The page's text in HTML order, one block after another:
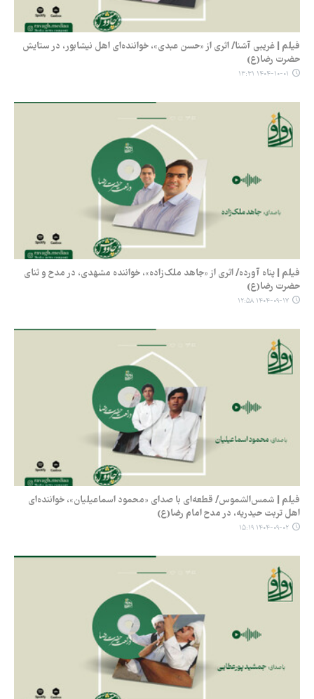
فیلم | غریبی آشنا/ اثری از «حسن عبدی»، خواننده‌ای اهل نیشابور، در ستایش
حضرت رضا(ع)
۱۴۰۴-۱۰-۰۱ ۱۳:۳۱
فیلم | پناه آورده/ اثری از «جاهد ملک‌زاده»، خواننده مشهدی، در مدح و ثنای
حضرت رضا(ع)
۱۴۰۴-۰۹-۱۷ ۱۲:۵۸
فیلم | شمس‌الشموس/ قطعه‌ای با صدای «محمود اسماعیلیان»، خواننده‌ای
اهل تربت حیدریه، در مدح امام رضا(ع)
۱۴۰۴-۰۹-۰۲ ۱۵:۱۹